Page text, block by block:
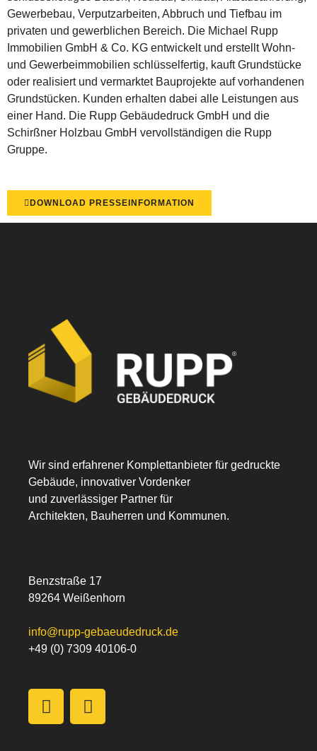
Gewerbebau, Verputzarbeiten, Abbruch und Tiefbau im
privaten und gewerblichen Bereich. Die Michael Rupp
Immobilien GmbH & Co. KG entwickelt und erstellt Wohn-
und Gewerbeimmobilien schlüsselfertig, kauft Grundstücke
oder realisiert und vermarktet Bauprojekte auf vorhandenen
Grundstücken. Kunden erhalten dabei alle Leistungen aus
einer Hand. Die Rupp Gebäudedruck GmbH und die
Schirßner Holzbau GmbH vervollständigen die Rupp
Gruppe.
DOWNLOAD PRESSEINFORMATION
Wir sind erfahrener Komplettanbieter für gedruckte
Gebäude, innovativer Vordenker
und zuverlässiger Partner für
Architekten, Bauherren und Kommunen.
Benzstraße 17
89264 Weißenhorn
info@rupp-gebaeudedruck.de
+49 (0) 7309 40106-0